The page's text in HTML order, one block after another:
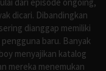
dicari. Dibandingkan
dianggap memiliki
baru. Banyak
menyajikan katalog
mereka menemukan